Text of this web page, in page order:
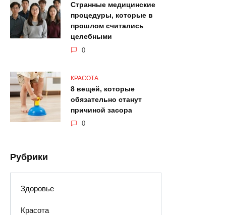
Странные медицинские
процедуры, которые в
прошлом считались
целебными
0
КРАСОТА
8 вещей, которые
обязательно станут
причиной засора
0
Рубрики
Здоровье
Красота